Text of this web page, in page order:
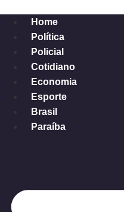
conteúdo
Home
Política
Policial
Cotidiano
Economia
Esporte
Brasil
Paraíba